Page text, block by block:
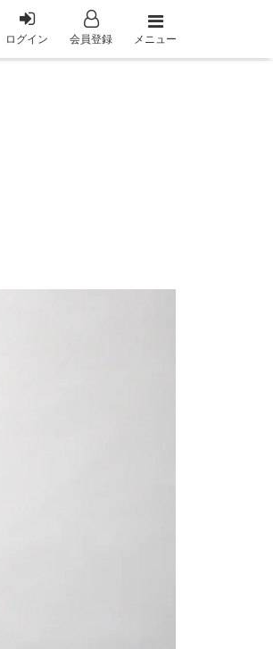
ログイン 会員登録 メニュー